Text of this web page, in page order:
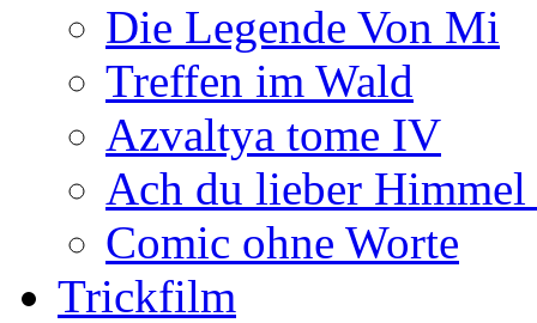
Die Legende Von Mi
Treffen im Wald
Azvaltya tome IV
Ach du lieber Himmel
Comic ohne Worte
Trickfilm